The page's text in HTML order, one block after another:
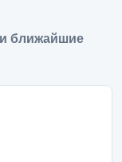
ближайшие